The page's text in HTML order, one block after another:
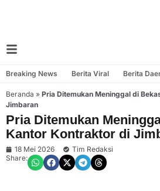
Breaking News Berita Viral Berita
Beranda » Pria Ditemukan Meninggal di
Jimbaran
Pria Ditemukan
Kantor Kontraktor di
18 Mei 2026
Tim Redaksi
Share: